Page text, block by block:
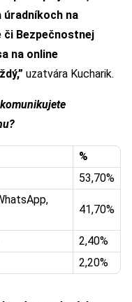
úradníkoch na
či Bezpečnostnej
na online
uzatvára Kucharik.
%
53,70%
41,70%
2,40%
2,20%